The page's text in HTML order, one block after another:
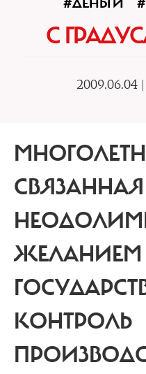
С
2009.06.04 |
ЖЕЛАНИЕМ
КОНТРОЛЬ